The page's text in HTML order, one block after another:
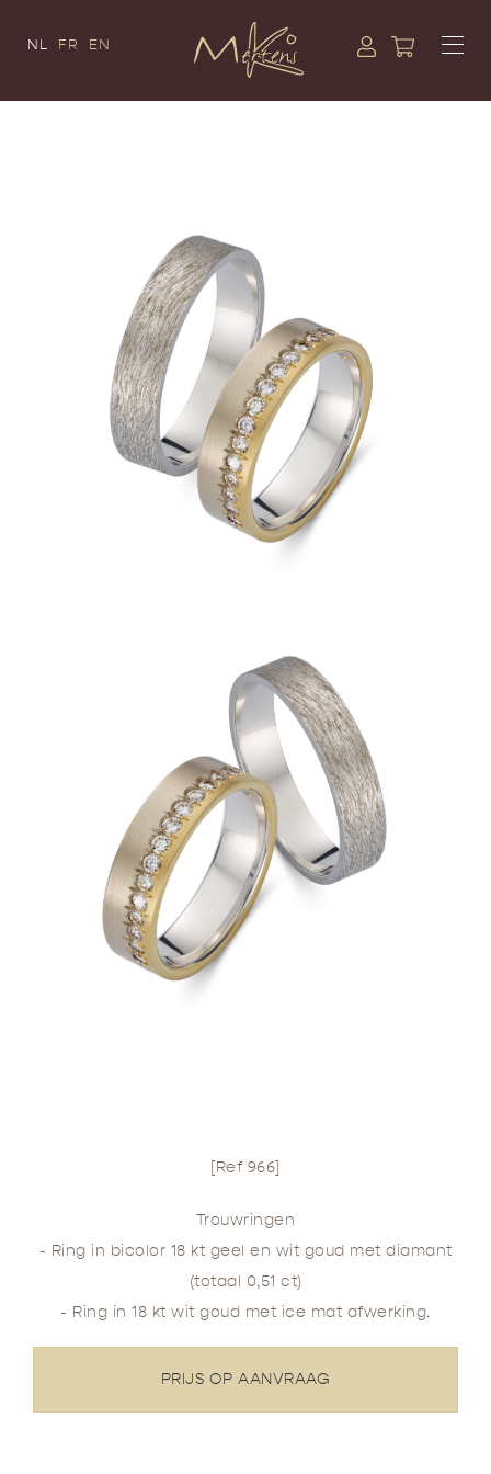
NL FR EN
[Ref 966]
Trouwringen
- Ring in bicolor 18 kt geel en wit goud met diamant
(totaal 0,51 ct)
- Ring in 18 kt wit goud met ice mat afwerking.
PRIJS OP AANVRAAG